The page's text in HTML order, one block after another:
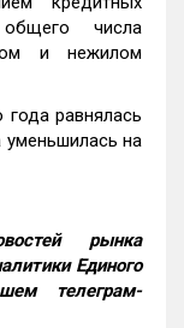
числа
и нежилом
равнялась
уменьшилась на
рынка
Единого
телеграм-